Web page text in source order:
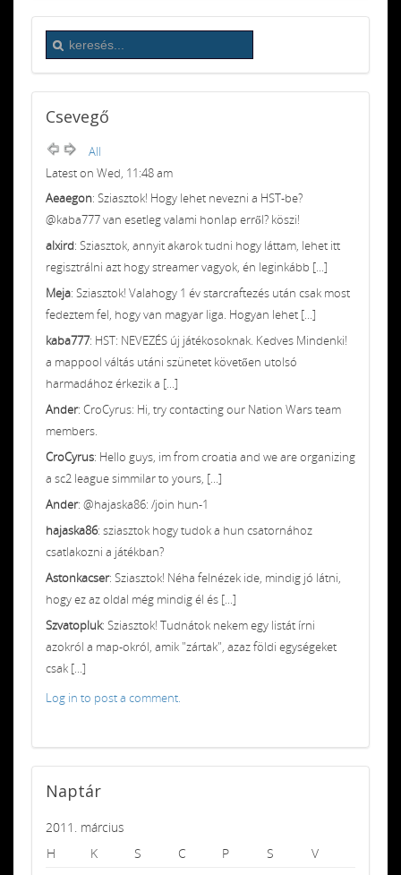
Csevegő
All
Latest on Wed, 11:48 am
Aeaegon: Sziasztok! Hogy lehet nevezni a HST-be?
@kaba777 van esetleg valami honlap erről? köszi!
alxird: Sziasztok, annyit akarok tudni hogy láttam, lehet itt
regisztrálni azt hogy streamer vagyok, én leginkább [...]
Meja: Sziasztok! Valahogy 1 év starcraftezés után csak most
fedeztem fel, hogy van magyar liga. Hogyan lehet [...]
kaba777: HST: NEVEZÉS új játékosoknak. Kedves Mindenki!
a mappool váltás utáni szünetet követően utolsó
harmadához érkezik a [...]
Ander: CroCyrus: Hi, try contacting our Nation Wars team
members.
CroCyrus: Hello guys, im from croatia and we are organizing
a sc2 league simmilar to yours, [...]
Ander: @hajaska86: /join hun-1
hajaska86: sziasztok hogy tudok a hun csatornához
csatlakozni a játékban?
Astonkacser: Sziasztok! Néha felnézek ide, mindig jó látni,
hogy ez az oldal még mindig él és [...]
Szvatopluk: Sziasztok! Tudnátok nekem egy listát írni
azokról a map-okról, amik "zártak", azaz földi egységeket
csak [...]
Log in to post a comment.
Naptár
2011. március
H
K S C P S V